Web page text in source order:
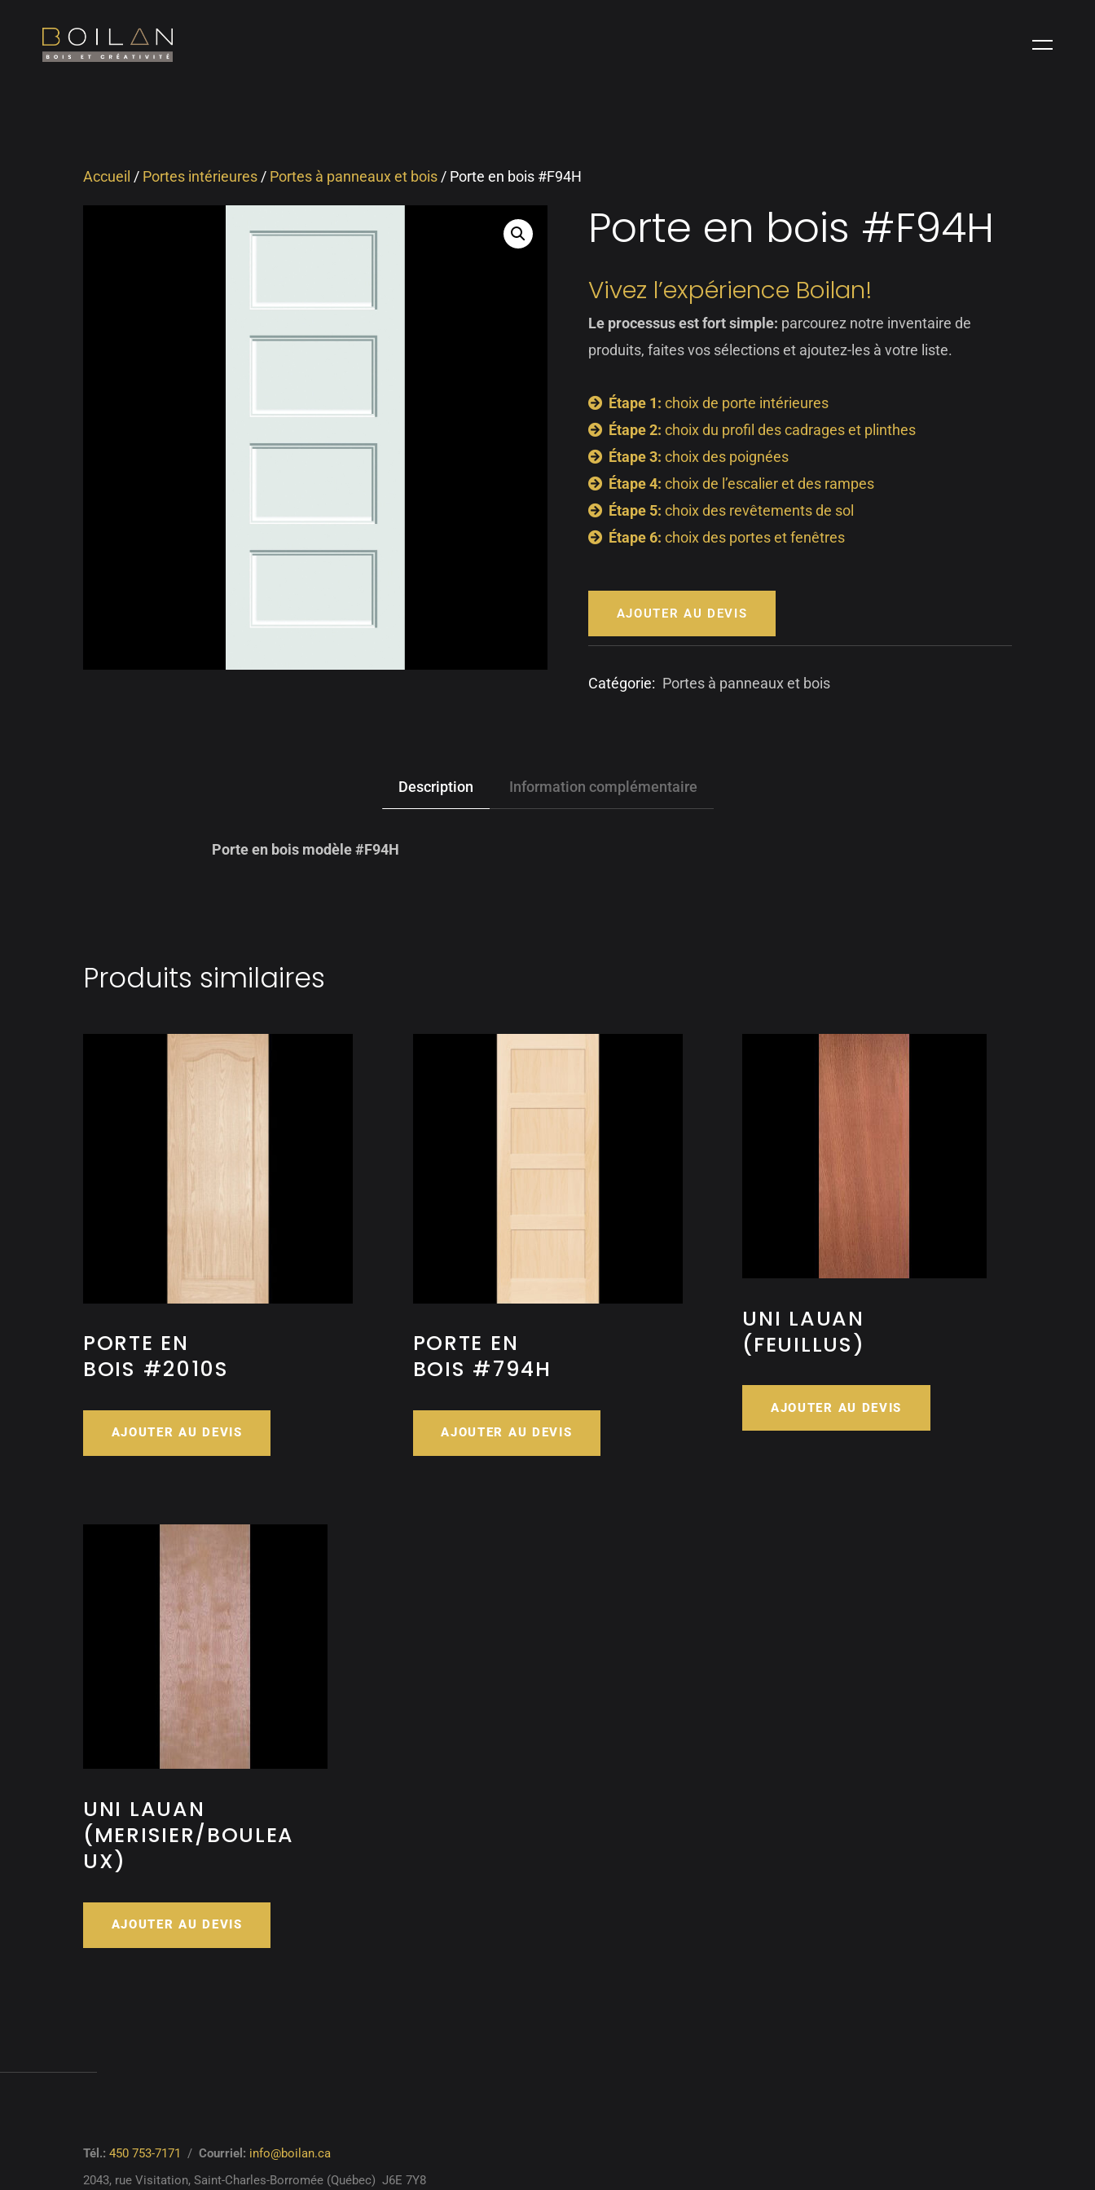
Accueil / Portes intérieures / Portes à panneaux et bois / Porte en bois #F94H
Porte en bois #F94H
Vivez l’expérience Boilan!
Le processus est fort simple: parcourez notre inventaire de
produits, faites vos sélections et ajoutez-les à votre liste.
Étape 1: choix de porte intérieures
Étape 2: choix du profil des cadrages et plinthes
Étape 3: choix des poignées
Étape 4: choix de l’escalier et des rampes
Étape 5: choix des revêtements de sol
Étape 6: choix des portes et fenêtres
AJOUTER AU DEVIS
Catégorie: Portes à panneaux et bois
Description Information complémentaire
Porte en bois modèle #F94H
Produits similaires
PORTE EN
BOIS #2010S
AJOUTER AU DEVIS
PORTE EN
BOIS #794H
AJOUTER AU DEVIS
UNI LAUAN
(FEUILLUS)
AJOUTER AU DEVIS
UNI LAUAN
(MERISIER/BOULEA
UX)
AJOUTER AU DEVIS
Tél.: 450 753-7171 / Courriel: info@boilan.ca
2043, rue Visitation, Saint-Charles-Borromée (Québec) J6E 7Y8